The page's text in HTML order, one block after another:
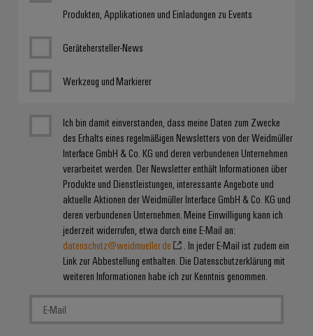
Produkten, Applikationen und Einladungen zu Events
Gerätehersteller-News
Werkzeug und Markierer
Ich bin damit einverstanden, dass meine Daten zum Zwecke
des Erhalts eines regelmäßigen Newsletters von der Weidmüller
Interface GmbH & Co. KG und deren verbundenen Unternehmen
verarbeitet werden. Der Newsletter enthält Informationen über
Produkte und Dienstleistungen, interessante Angebote und
aktuelle Aktionen der Weidmüller Interface GmbH & Co. KG und
deren verbundenen Unternehmen. Meine Einwilligung kann ich
jederzeit widerrufen, etwa durch eine E-Mail an:
datenschutz@weidmueller.de
. In jeder E-Mail ist zudem ein
Link zur Abbestellung enthalten. Die Datenschutzerklärung mit
weiteren Informationen habe ich zur Kenntnis genommen.